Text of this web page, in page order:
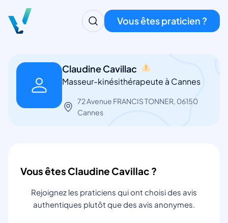
Vous êtes praticien ?
Claudine Cavillac
Masseur-kinésithérapeute à Cannes
72 Avenue FRANCIS TONNER, 06150
Cannes
Vous êtes Claudine Cavillac ?
Rejoignez les praticiens qui ont choisi des avis
authentiques plutôt que des avis anonymes.